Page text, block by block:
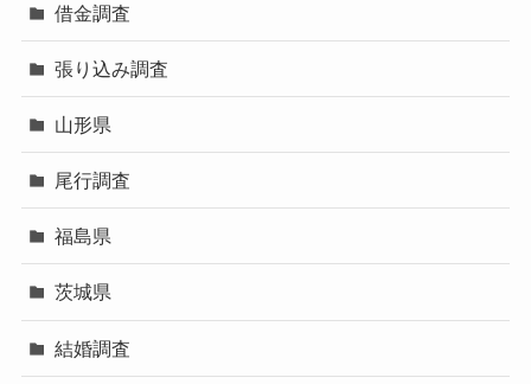
借金調査
張り込み調査
山形県
尾行調査
福島県
茨城県
結婚調査